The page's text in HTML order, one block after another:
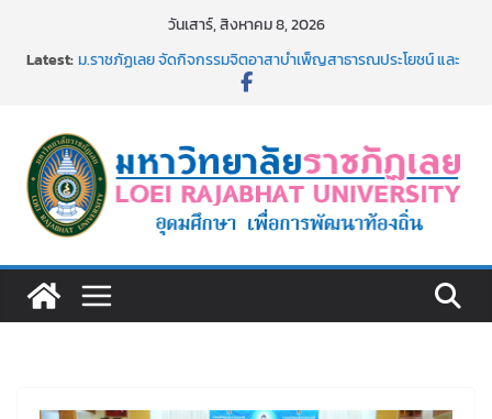
วันเสาร์, สิงหาคม 8, 2026
Latest:ม.ราชภัฏเลย จัดกิจกรรมจิตอาสาบำเพ็ญสาธารณประโยชน์ และ
เงินรายได้
ม.ราชภัฏเลย จัดมหกรรมวิชาการ เปิดบ้าน LRU ครั้งที่ 4 เปิดให้
นักเรียนมัธยมปลายค้นหาสาขาวิชาในฝัน สู่อนาคตที่ใช่
อธิการบดี มรภ.เลย ร่วมประชุมชี้แจงกับคณะอนุกรรมาธิการ
ประจำปีงบประมาณ พ.ศ. 2570
๑,๙๗๒ ชุด โดยวิธีเฉพาะเจาะจง